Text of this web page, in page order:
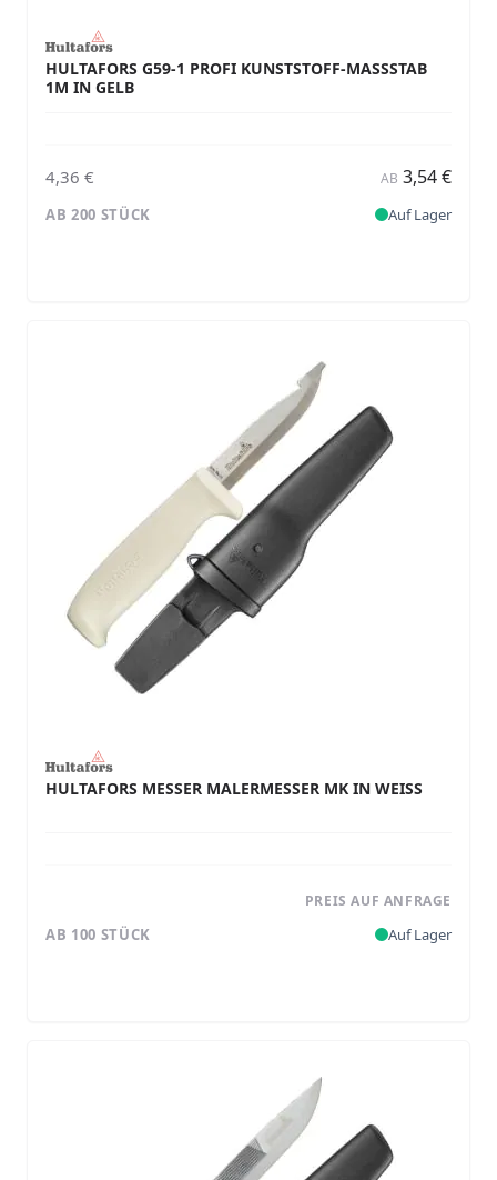
HULTAFORS G59-1 PROFI KUNSTSTOFF-MASSSTAB 1
M IN GELB
4,36 € AB 3,54 €
AB 200 STÜCK Auf Lager
HULTAFORS MESSER MALERMESSER MK IN WEISS
PREIS AUF ANFRAGE
AB 100 STÜCK Auf Lager